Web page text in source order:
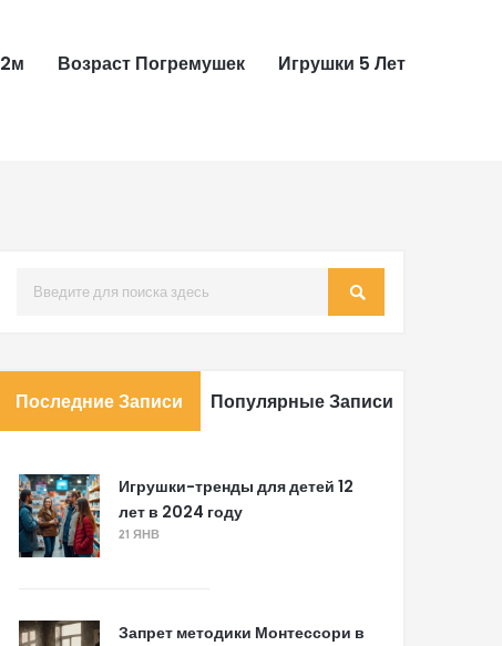
Возраст Погремушек Игрушки 5 Лет
Последние Записи Популярные Записи
Игрушки-тренды для детей 12
лет в 2024 году
21 ЯНВ
Запрет методики Монтессори в